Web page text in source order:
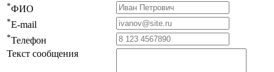
*ФИО
*E-mail
*Телефон
Текст сообщения